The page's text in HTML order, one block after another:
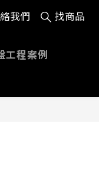
我們 找商品
工程案例